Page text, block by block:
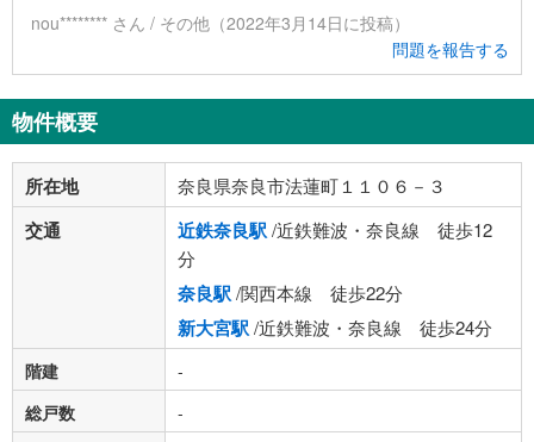
nou******** さん / その他（2022年3月14日に投稿）
問題を報告する
物件概要
所在地 奈良県奈良市法蓮町１１０６－３
交通 近鉄奈良駅/近鉄難波・奈良線 徒歩12
分
奈良駅/関西本線 徒歩22分
新大宮駅/近鉄難波・奈良線 徒歩24分
階建
-
総戸数
-